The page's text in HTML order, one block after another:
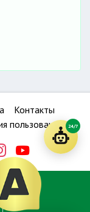
Контакты
пользования 24/7